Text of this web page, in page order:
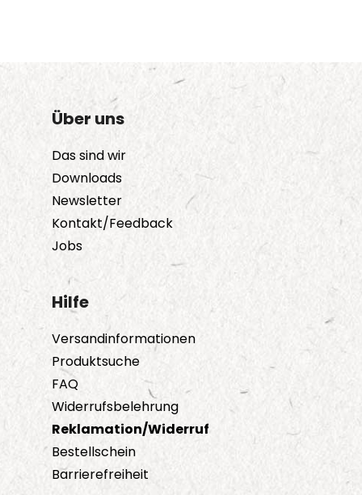
Über uns
Das sind wir
Downloads
Newsletter
Kontakt/Feedback
Jobs
Hilfe
Versandinformationen
Produktsuche
FAQ
Widerrufsbelehrung
Reklamation/Widerruf
Bestellschein
Barrierefreiheit